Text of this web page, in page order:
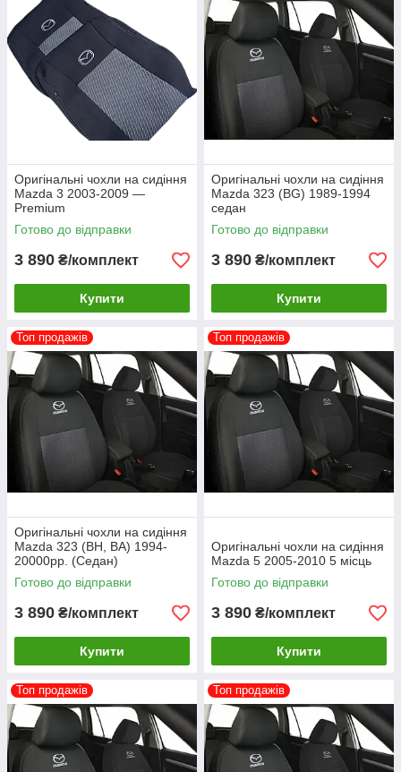
Оригінальні чохли на сидіння
Mazda 3 2003-2009 —
Premium
Готово до відправки
3 890 ₴/комплект
Купити
Оригінальні чохли на сидіння
Mazda 323 (BG) 1989-1994
седан
Готово до відправки
3 890 ₴/комплект
Купити
Топ продажів
Оригінальні чохли на сидіння
Mazda 323 (BH, BA) 1994-
20000рр. (Седан)
Готово до відправки
3 890 ₴/комплект
Купити
Топ продажів
Оригінальні чохли на сидіння
Mazda 5 2005-2010 5 місць
Готово до відправки
3 890 ₴/комплект
Купити
Топ продажів Топ продажів